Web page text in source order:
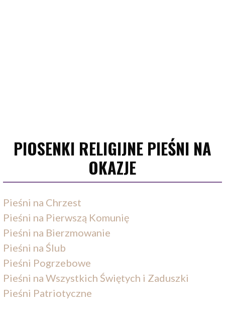
PIOSENKI RELIGIJNE PIEŚNI NA
OKAZJE
Pieśni na Chrzest
Pieśni na Pierwszą Komunię
Pieśni na Bierzmowanie
Pieśni na Ślub
Pieśni Pogrzebowe
Pieśni na Wszystkich Świętych i Zaduszki
Pieśni Patriotyczne